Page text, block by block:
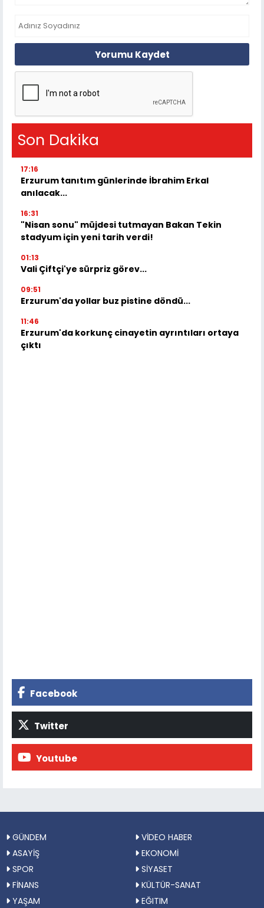
Yorumu Kaydet
Son Dakika
17:16
Erzurum tanıtım günlerinde İbrahim Erkal
anılacak...
16:31
"Nisan sonu" müjdesi tutmayan Bakan Tekin
stadyum için yeni tarih verdi!
01:13
Vali Çiftçi'ye sürpriz görev...
09:51
Erzurum'da yollar buz pistine döndü...
11:46
Erzurum'da korkunç cinayetin ayrıntıları ortaya
çıktı
Facebook
Twitter
Youtube
GÜNDEM
VİDEO HABER
ASAYİŞ
EKONOMİ
SPOR
SİYASET
FİNANS
KÜLTÜR-SANAT
YAŞAM
EĞITIM